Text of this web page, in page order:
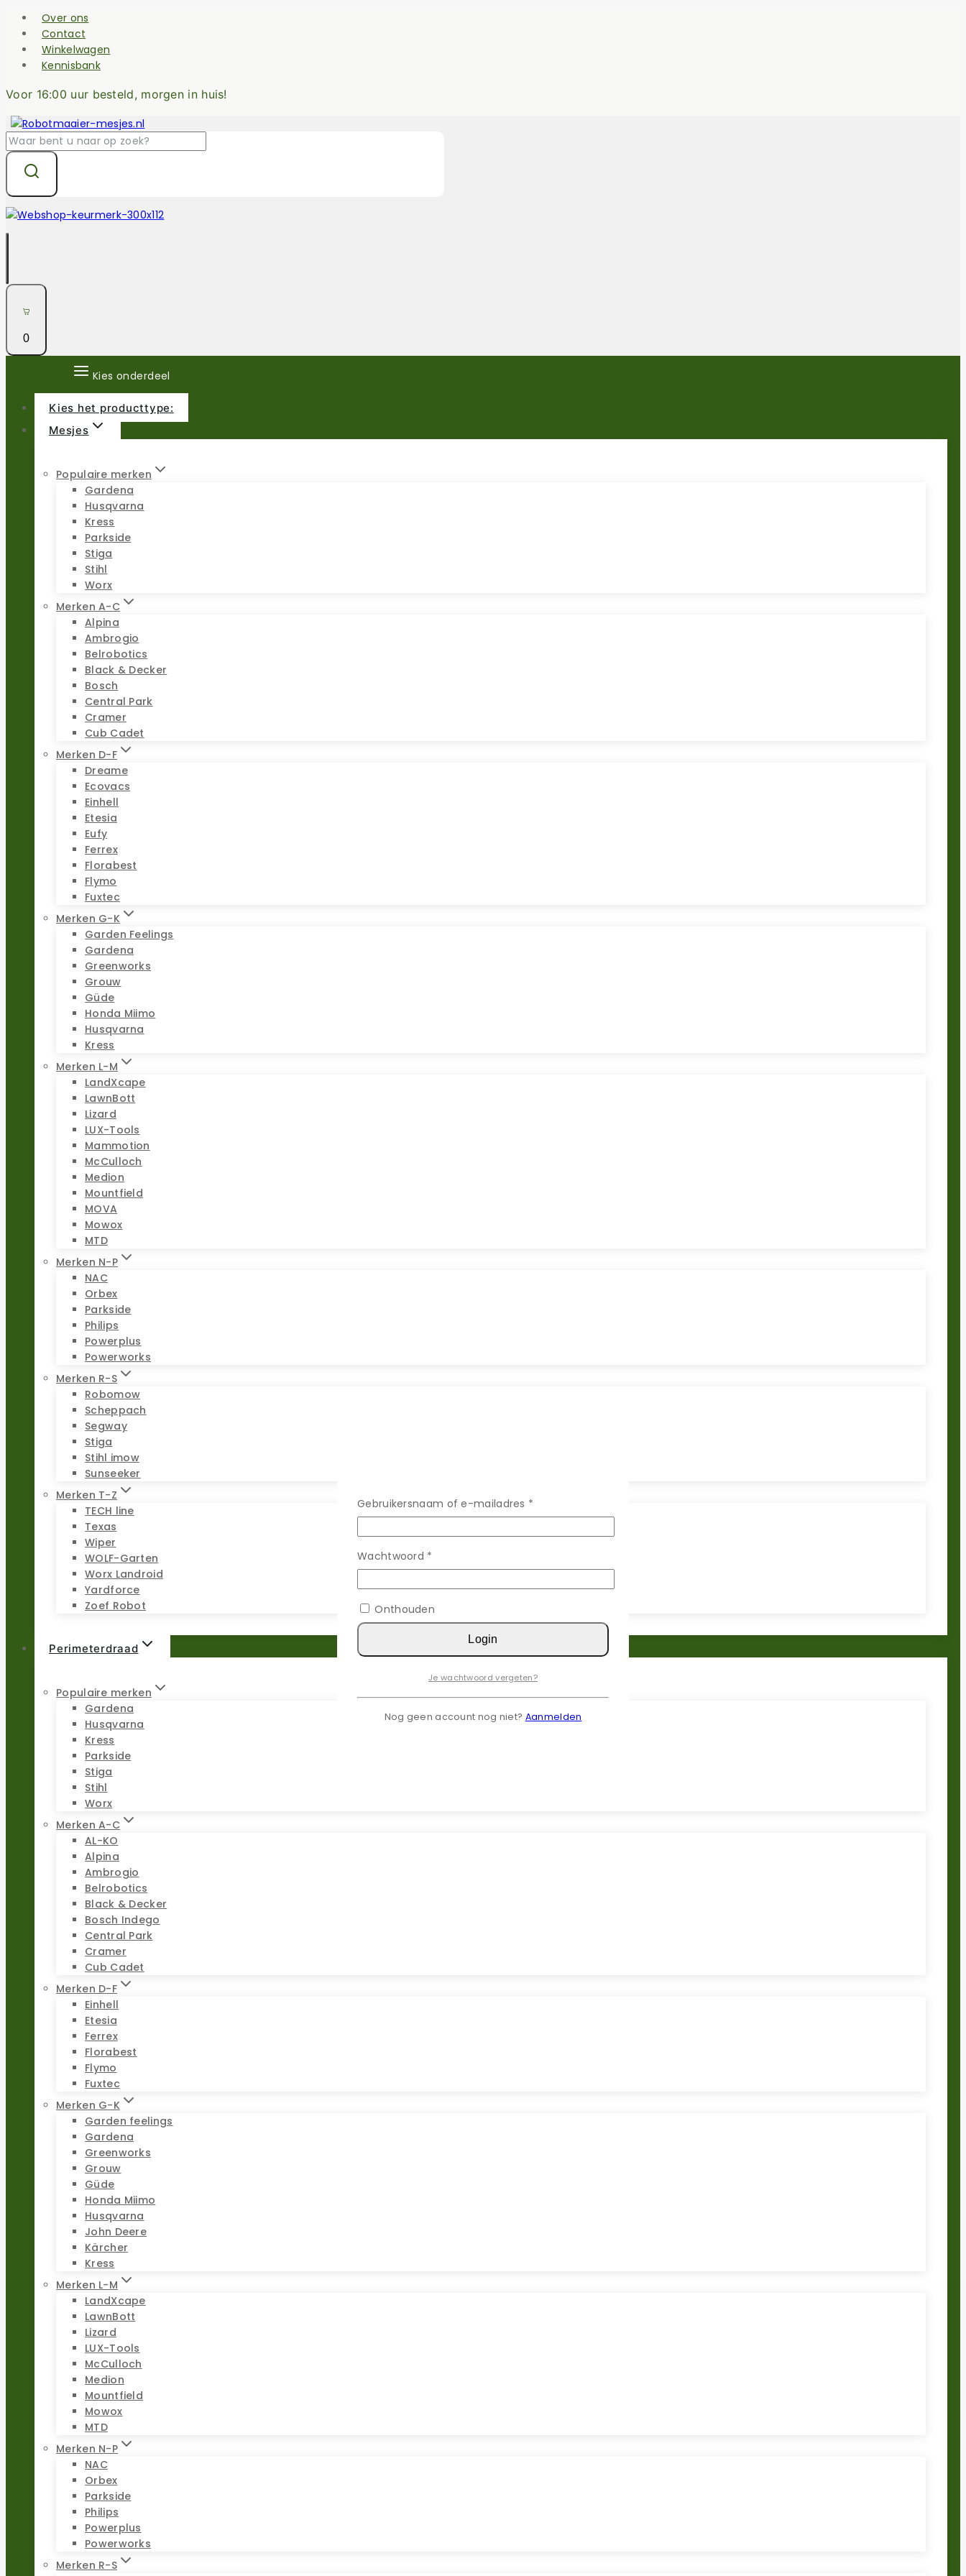
Over ons
Contact
Winkelwagen
Kennisbank
Voor 16:00 uur besteld, morgen in huis!
0
Kies onderdeel
Kies het producttype:
Mesjes
Populaire merken
Gardena
Husqvarna
Kress
Parkside
Stiga
Stihl
Worx
Merken A-C
Alpina
Ambrogio
Belrobotics
Black & Decker
Bosch
Central Park
Cramer
Cub Cadet
Merken D-F
Dreame
Ecovacs
Einhell
Etesia
Eufy
Ferrex
Florabest
Flymo
Fuxtec
Merken G-K
Garden Feelings
Gardena
Greenworks
Grouw
Güde
Honda Miimo
Husqvarna
Kress
Merken L-M
LandXcape
LawnBott
Lizard
LUX-Tools
Mammotion
McCulloch
Medion
Mountfield
MOVA
Mowox
MTD
Merken N-P
NAC
Orbex
Parkside
Philips
Powerplus
Powerworks
Merken R-S
Robomow
Scheppach
Segway
Stiga
Stihl imow
Sunseeker
Merken T-Z
TECH line
Texas
Wiper
WOLF-Garten
Worx Landroid
Yardforce
Zoef Robot
Perimeterdraad
Populaire merken
Gardena
Husqvarna
Kress
Parkside
Stiga
Stihl
Worx
Merken A-C
AL-KO
Alpina
Ambrogio
Belrobotics
Black & Decker
Bosch Indego
Central Park
Cramer
Cub Cadet
Merken D-F
Einhell
Etesia
Ferrex
Florabest
Flymo
Fuxtec
Merken G-K
Garden feelings
Gardena
Greenworks
Grouw
Güde
Honda Miimo
Husqvarna
John Deere
Kärcher
Kress
Merken L-M
LandXcape
LawnBott
Lizard
LUX-Tools
McCulloch
Medion
Mountfield
Mowox
MTD
Merken N-P
NAC
Orbex
Parkside
Philips
Powerplus
Powerworks
Merken R-S
Gebruikersnaam of e-mailadres *
Wachtwoord *
Onthouden
Login
Je wachtwoord vergeten?
Nog geen account nog niet? Aanmelden